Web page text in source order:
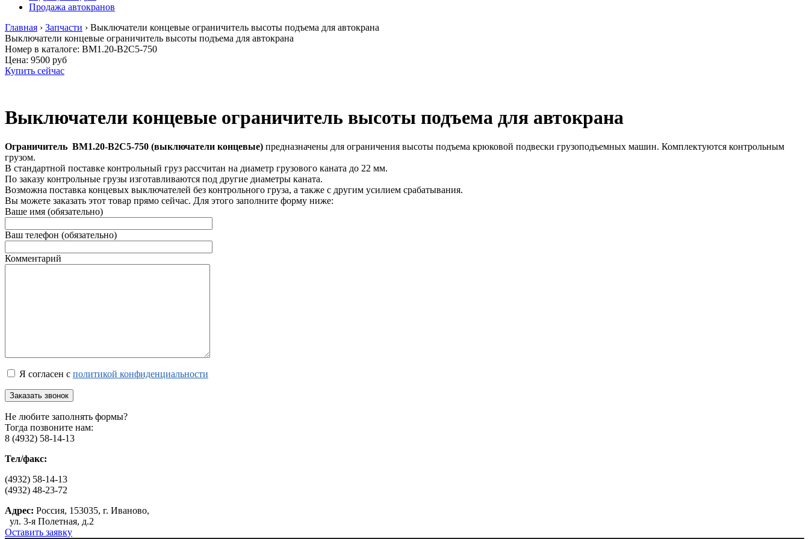
Продажа автокранов
Главная › Запчасти › Выключатели концевые ограничитель высоты подъема для автокрана
Выключатели концевые ограничитель высоты подъема для автокрана
Номер в каталоге: ВМ1.20-В2С5-750
Цена: 9500 руб
Купить сейчас
Выключатели концевые ограничитель высоты подъема для автокрана
Ограничитель ВМ1.20-В2С5-750 (выключатели концевые) предназначены для ограничения высоты подъема крюковой подвески грузоподъемных машин. Комплектуются контрольным
грузом.
В стандартной поставке контрольный груз рассчитан на диаметр грузового каната до 22 мм.
По заказу контрольные грузы изготавливаются под другие диаметры каната.
Возможна поставка концевых выключателей без контрольного груза, а также с другим усилием срабатывания.
Вы можете заказать этот товар прямо сейчас. Для этого заполните форму ниже:
Ваше имя (обязательно)
Ваш телефон (обязательно)
Комментарий
Я согласен с политикой конфиденциальности
Не любите заполнять формы?
Тогда позвоните нам:
8 (4932) 58-14-13
Тел/факс:
(4932) 58-14-13
(4932) 48-23-72
Адрес: Россия, 153035, г. Иваново,
ул. 3-я Полетная, д.2
Оставить заявку